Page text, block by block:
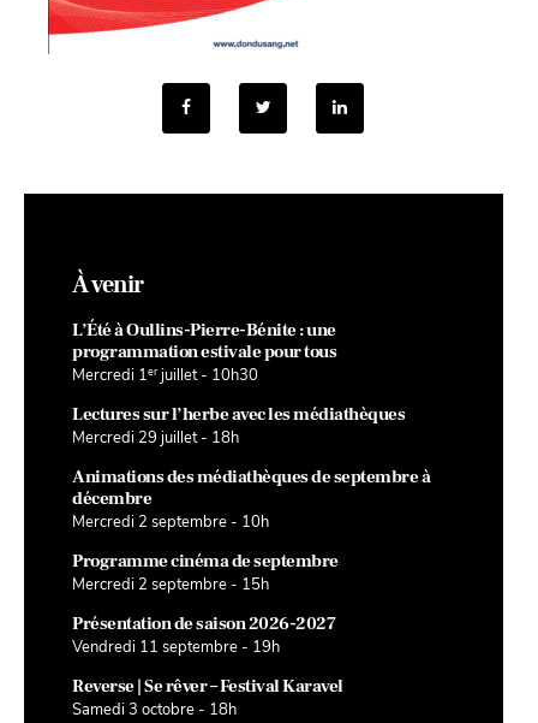
À venir
L’Été à Oullins-Pierre-Bénite : une
programmation estivale pour tous
Mercredi 1er juillet - 10h30
Lectures sur l’herbe avec les médiathèques
Mercredi 29 juillet - 18h
Animations des médiathèques de septembre à
décembre
Mercredi 2 septembre - 10h
Programme cinéma de septembre
Mercredi 2 septembre - 15h
Présentation de saison 2026-2027
Vendredi 11 septembre - 19h
Reverse | Se rêver – Festival Karavel
Samedi 3 octobre - 18h